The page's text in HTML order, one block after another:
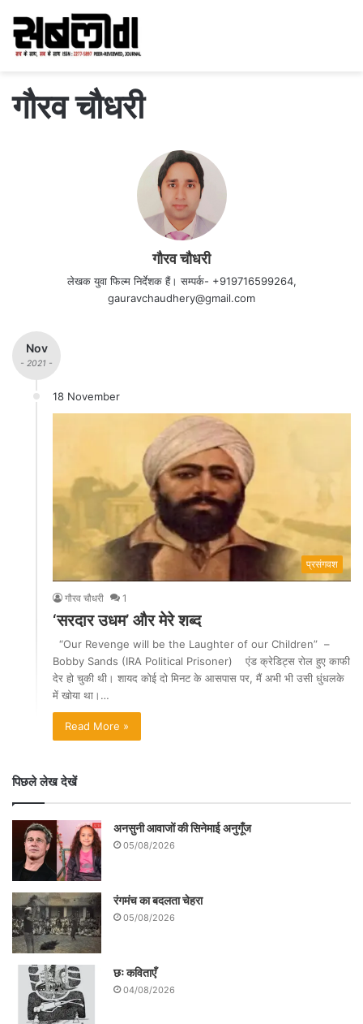
गौरव चौधरी
गौरव चौधरी
लेखक युवा फिल्म निर्देशक हैं। सम्पर्क- +919716599264,
gauravchaudhery@gmail.com
Nov
- 2021 -
18 November
प्रसंगवश
गौरव चौधरी 1
‘सरदार उधम’ और मेरे शब्द
“Our Revenge will be the Laughter of our Children” –
Bobby Sands (IRA Political Prisoner) एंड क्रेडिट्स रोल हुए काफी
देर हो चुकी थी। शायद कोई दो मिनट के आसपास पर, मैं अभी भी उसी धुंधलके
में खोया था।…
Read More »
पिछले लेख देखें
अनसुनी आवाजों की सिनेमाई अनुगूँज
05/08/2026
रंगमंच का बदलता चेहरा
05/08/2026
छः कविताएँ
04/08/2026